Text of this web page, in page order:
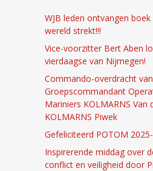
WJB leden ontvangen
wereld strekt!!!
Vice-voorzitter Bert Aben
vierdaagse van Nijmegen!
Commando-overdracht van
Groepscommandant
Mariniers KOLMARNS Van
KOLMARNS Piwek
Gefeliciteerd POTOM
Inspirerende middag over
conflict en veiligheid door